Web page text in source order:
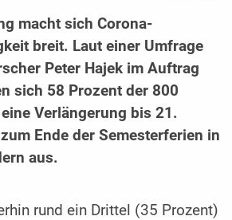
macht sich Corona-
breit. Laut einer Umfrage
Peter Hajek im Auftrag
sich 58 Prozent der 800
Verlängerung bis 21.
Ende der Semesterferien in
aus.
rund ein Drittel (35 Prozent)